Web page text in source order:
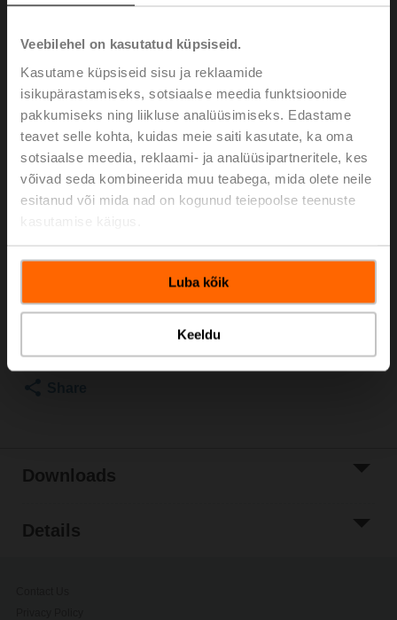
Veebilehel on kasutatud küpsiseid.
Kasutame küpsiseid sisu ja reklaamide
isikupärastamiseks, sotsiaalse meedia funktsioonide
pakkumiseks ning liikluse analüüsimiseks. Edastame
teavet selle kohta, kuidas meie saiti kasutate, ka oma
sotsiaalse meedia, reklaami- ja analüüsipartneritele, kes
võivad seda kombineerida muu teabega, mida olete neile
esitanud või mida nad on kogunud teiepoolse teenuste
Luba kõik
Keeldu
ZA-LM
Please contact your local Sales Representative for
ordering.
List
Downloads
Details